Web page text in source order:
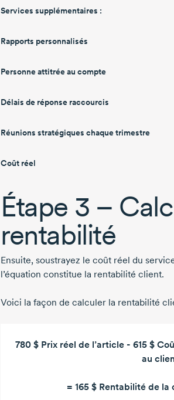
Services supplémentaires :
Rapports personnalisés
Personne attitrée au compte
Délais de réponse raccourcis
Réunions stratégiques chaque trimestre
Coût réel
Étape 3 –
rentabilité
Ensuite, soustrayez le coût réel du
l’équation constitue la rentabilité client.
Voici la façon de calculer la rentabilité
780 $Prix réel de l’article - 615 $
au
=165 $ Rentabilité de la